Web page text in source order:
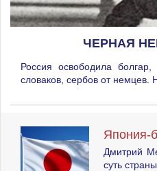
ЧЕРНАЯ
Россия освободила
словаков, сербов от немцев.
Япония-
Дмитрий
суть